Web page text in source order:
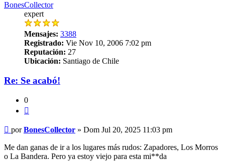
BonesCollector
expert
Mensajes: 3388
Registrado: Vie Nov 10, 2006 7:02 pm
Reputación: 27
Ubicación: Santiago de Chile
Re: Se acabó!
0
Mensaje
porBonesCollector » Dom Jul 20, 2025 11:03 pm
Me dan ganas de ir a los lugares más rudos: Zapadores, Los Morros
o La Bandera. Pero ya estoy viejo para esta mi**da